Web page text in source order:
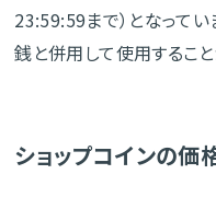
23:59:59まで）となってい
銭と併用して使用すること
ショップコインの価